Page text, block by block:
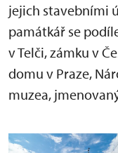
jejich stavebními
památkář se
v Telči, zámku v
domu v Praze,
muzea,